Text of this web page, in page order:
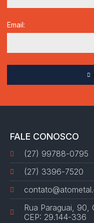
Email:
FALE CONOSCO
(27) 99788-0795
(27) 3396-7520
Rua Paraguai, 90,
CEP: 29.144-336